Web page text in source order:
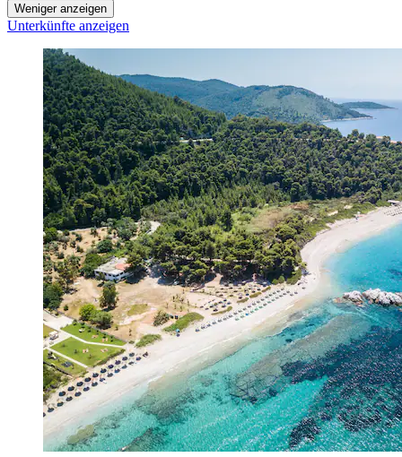
Weniger anzeigen
Unterkünfte anzeigen